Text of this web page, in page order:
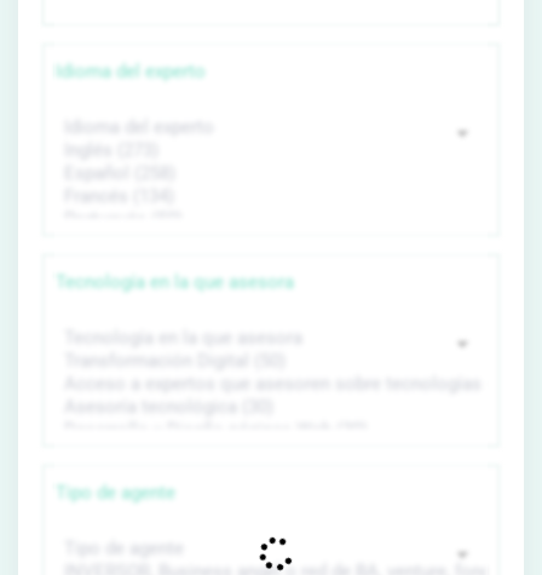
Idioma del experto
Tecnología en la que asesora
Tipo de agente